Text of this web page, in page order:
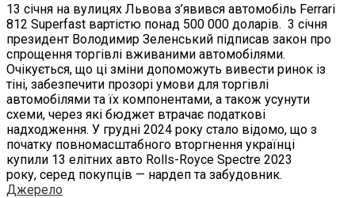
13 січня на вулицях Львова з’явився автомобіль Ferrari
812 Superfast вартістю понад 500 000 доларів. 3 січня
президент Володимир Зеленський підписав закон про
спрощення торгівлі вживаними автомобілями.
Очікується, що ці зміни допоможуть вивести ринок із
тіні, забезпечити прозорі умови для торгівлі
автомобілями та їх компонентами, а також усунути
схеми, через які бюджет втрачає податкові
надходження. У грудні 2024 року стало відомо, що з
початку повномасштабного вторгнення українці
купили 13 елітних авто Rolls-Royce Spectre 2023
року, серед покупців — нардеп та забудовник.
Джерело